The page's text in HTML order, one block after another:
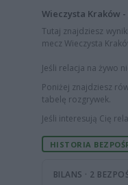
Wieczysta Kraków
Tutaj znajdziesz
mecz Wieczysta
Jeśli relacja na żywo
Poniżej znajdziesz
tabelę rozgrywek.
Jeśli interesują Cię
HISTORIA
BILANS · 2